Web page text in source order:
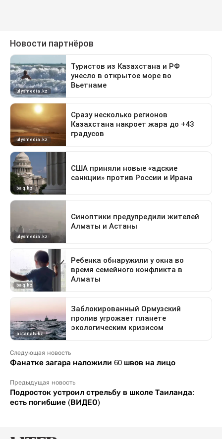
Следующая новость
Фанатке загара наложили 60 швов на лицо
Предыдущая новость
Подросток устроил стрельбу в школе Таиланда:
есть погибшие (ВИДЕО)